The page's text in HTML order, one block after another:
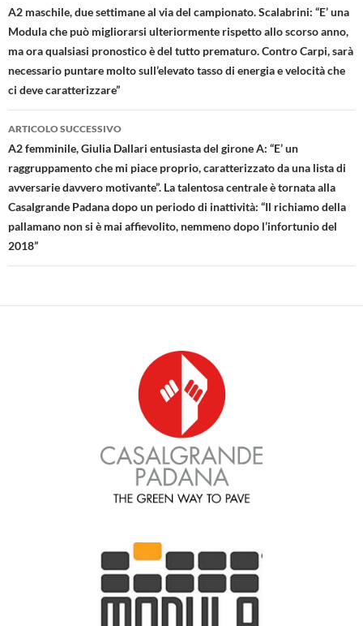
articolo
A2 maschile, due settimane al via del campionato. Scalabrini: “E’ una
Modula che può migliorarsi ulteriormente rispetto allo scorso anno,
ma ora qualsiasi pronostico è del tutto prematuro. Contro Carpi, sarà
necessario puntare molto sull’elevato tasso di energia e velocità che
ci deve caratterizzare”
ARTICOLO SUCCESSIVO
A2 femminile, Giulia Dallari entusiasta del girone A: “E’ un
raggruppamento che mi piace proprio, caratterizzato da una lista di
avversarie davvero motivante”. La talentosa centrale è tornata alla
Casalgrande Padana dopo un periodo di inattività: “Il richiamo della
pallamano non si è mai affievolito, nemmeno dopo l’infortunio del
2018”